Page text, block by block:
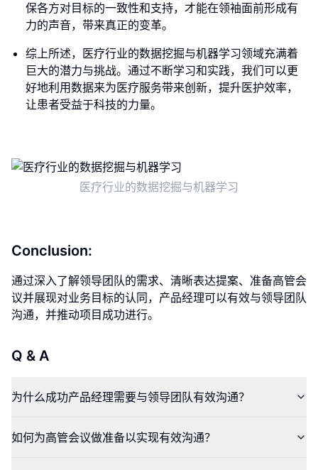
保各方对目标的一致性和支持，才能在领袖面前形成有
力的声音，带来真正的变革。
综上所述，医疗行业的数据挖掘与机器学习领域充满着
巨大的潜力与挑战。通过不断学习和实践，我们可以更
好地利用数据来为医疗服务带来创新，提升医护效率，
让患者受益于科技的力量。
医疗行业的数据挖掘与机器学习
Conclusion:
通过深入了解领导团队的需求、清晰表达提案、准备高管会
议并展现对业务目标的认同，产品经理可以有效与领导团队
沟通，并推动项目成功进行。
Q & A
为什么成功产品经理需要与领导团队有效沟通？
如何为高管会议做准备以实现有效沟通？